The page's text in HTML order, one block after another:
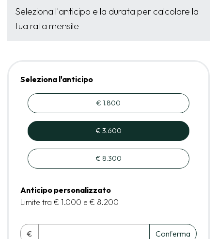
Seleziona l'anticipo e la durata per calcolare la
tua rata mensile
Seleziona l'anticipo
€ 1.800
€ 3.600
€ 8.300
Anticipo personalizzato
Limite tra € 1.000 e € 8.200
€ Conferma